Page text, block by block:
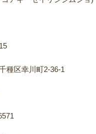
種区幸川町2-36-1